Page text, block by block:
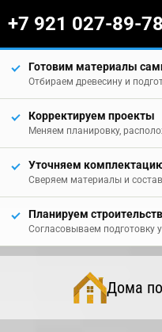
+7 921 027-89-78
Готовим материалы
Отбираем древесину и
Корректируем проекты
Меняем планировку,
Уточняем
Сверяем материалы и
Планируем
Согласовываем подготовку
Дома